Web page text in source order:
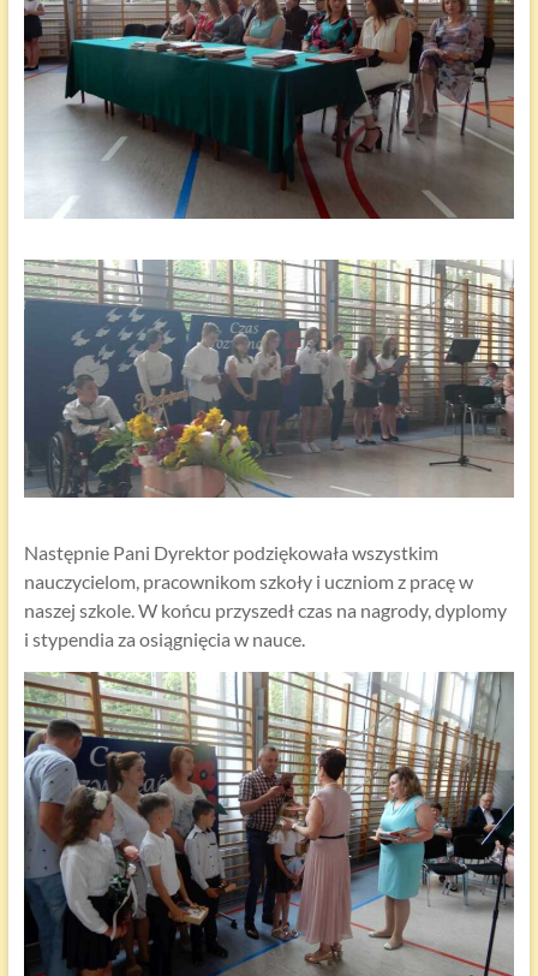
Następnie Pani Dyrektor podziękowała wszystkim
nauczycielom, pracownikom szkoły i uczniom z pracę w
naszej szkole. W końcu przyszedł czas na nagrody, dyplomy
i stypendia za osiągnięcia w nauce.